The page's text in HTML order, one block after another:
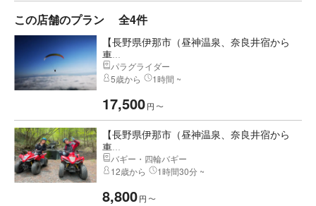
この店舗のプラン 全4件
【長野県伊那市（昼神温泉、奈良井宿から
車...
パラグライダー
5歳から
1時間 ~
17,500円 〜
【長野県伊那市（昼神温泉、奈良井宿から
車...
バギー・四輪バギー
12歳から
1時間30分 ~
8,800円 〜